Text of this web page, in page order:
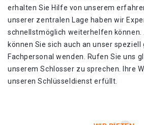
erhalten Sie Hilfe von unserem
unserer zentralen Lage haben wir
schnellstmöglich weiterhelfen können.
können Sie sich auch an unser speziell
Fachpersonal wenden. Rufen Sie uns
unserem Schlosser zu sprechen. Ihre
unseren Schlüsseldienst erfüllt.